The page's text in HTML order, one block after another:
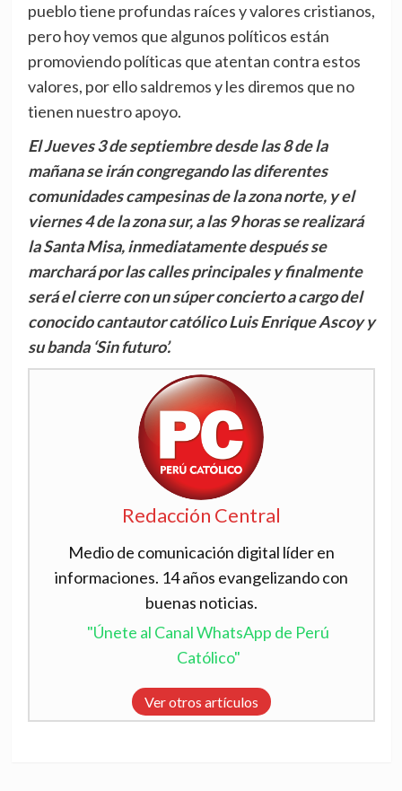
pueblo tiene profundas raíces y valores cristianos,
pero hoy vemos que algunos políticos están
promoviendo políticas que atentan contra estos
valores, por ello saldremos y les diremos que no
tienen nuestro apoyo.
El Jueves 3 de septiembre desde las 8 de la
mañana se irán congregando las diferentes
comunidades campesinas de la zona norte, y el
viernes 4 de la zona sur, a las 9 horas se realizará
la Santa Misa, inmediatamente después se
marchará por las calles principales y finalmente
será el cierre con un súper concierto a cargo del
conocido cantautor católico Luis Enrique Ascoy y
su banda ‘Sin futuro’.
Redacción Central
Medio de comunicación digital líder en
informaciones. 14 años evangelizando con
buenas noticias.
"Únete al Canal WhatsApp de Perú
Católico"
Ver otros artículos